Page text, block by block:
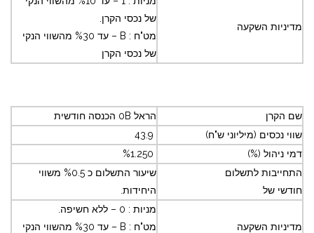
מדיניות השקעה
של נכסי הקרן.
מט"ח : B – עד %30 מהשווי הנקי
של נכסי הקרן
שם הקרן
הראל 0B הכנסה חודשית
שווי נכסים (מיליוני ש"ח)
דמי ניהול (%)
התחייבות לתשלום
חודשי של
שיעור התשלום כ %0.5 משווי
היחידות.
מדיניות השקעה
מניות : 0 – ללא חשיפה.
מט"ח : B – עד %30 מהשווי הנקי